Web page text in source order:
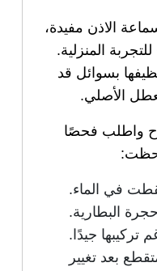
الاذن مفيدة،
المنزلية.
بسوائل قد
الأصلي.
واطلب فحصًا
في الماء.
البطارية.
جيدًا.
بعد تغيير